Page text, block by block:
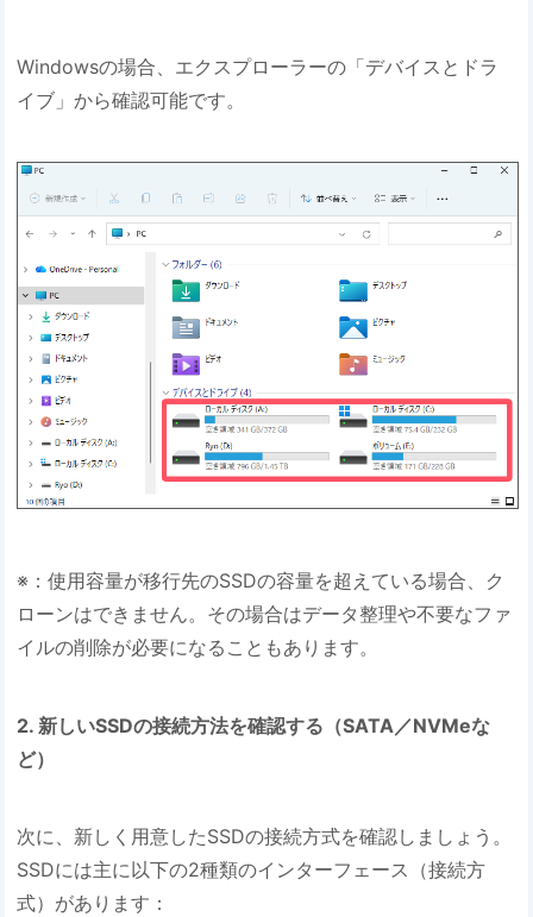
Windowsの場合、エクスプローラーの「デバイスとドラ
イブ」から確認可能です。
※：使用容量が移行先のSSDの容量を超えている場合、ク
ローンはできません。その場合はデータ整理や不要なファ
イルの削除が必要になることもあります。
2. 新しいSSDの接続方法を確認する（SATA／NVMeな
ど）
次に、新しく用意したSSDの接続方式を確認しましょう。
SSDには主に以下の2種類のインターフェース（接続方
式）があります：